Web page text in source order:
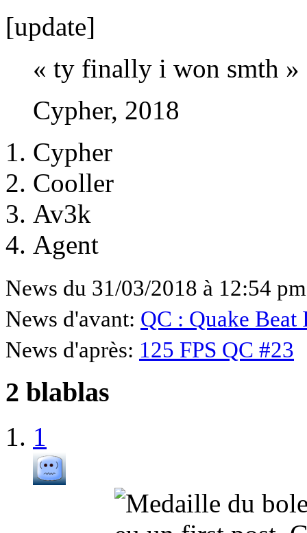
[update]
« ty finally i won smth »
Cypher, 2018
Cypher
Cooller
Av3k
Agent
News du 31/03/2018 à 12:54
News d'avant: QC : Quake
News d'après: 125 FPS QC #23
2 blablas
1